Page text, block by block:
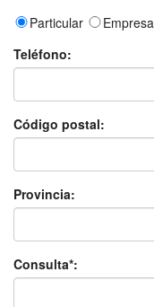
Particular
Empresa
Teléfono:
Código postal:
Provincia:
Consulta*: